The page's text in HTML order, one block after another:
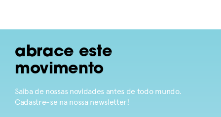
abrace este
movimento
Saiba de nossas novidades antes de todo mundo.
Cadastre-se na nossa newsletter!